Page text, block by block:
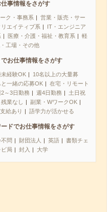
事情報をさがす
ク・事務系
営業・販売・サー
リエイティブ系
IT・エンジニア
医療・介護・福祉・教育系
軽
工場・その他
お仕事情報をさがす
経験OK
10名以上の大量募
一緒の応募OK
在宅・リモート
2～3日勤務 週4日勤務
土日祝
残業なし
副業・WワークOK
給あり
語学力が活かせる
ードでお仕事情報をさがす
問 財団法人 英語
書類チェ
局 封入 大学